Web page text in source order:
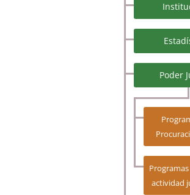
Poder
actividad